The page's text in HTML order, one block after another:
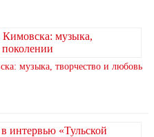
музыка, творчество и любовь